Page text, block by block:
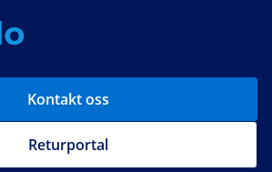
Kontakt oss
Returportal